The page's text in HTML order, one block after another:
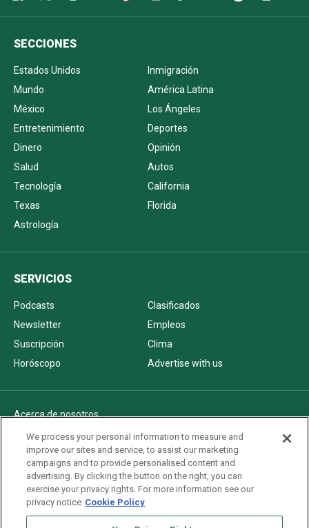
SECCIONES
Estados Unidos
Inmigración
Mundo
América Latina
México
Los Ángeles
Entretenimiento
Deportes
Dinero
Opinión
Salud
Autos
Tecnología
California
Texas
Florida
Astrología
SERVICIOS
Podcasts
Clasificados
Newsletter
Empleos
Suscripción
Clima
Horóscopo
Advertise with us
Acerca de nosotros
Politica de privacidad
Pautas Editoriales
AdChoices
Advertise with us
Newsletters
We process your personal information to measure and
improve our sites and service, to assist our marketing
campaigns and to provide personalised content and
advertising. By clicking the button on the right, you can
exercise your privacy rights. For more information see our
privacy notice Cookie Policy